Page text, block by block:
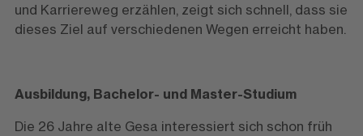
und Karriereweg erzählen, zeigt sich schnell, dass sie
dieses Ziel auf verschiedenen Wegen erreicht haben.
Ausbildung, Bachelor- und Master-Studium
Die 26 Jahre alte Gesa interessiert sich schon früh